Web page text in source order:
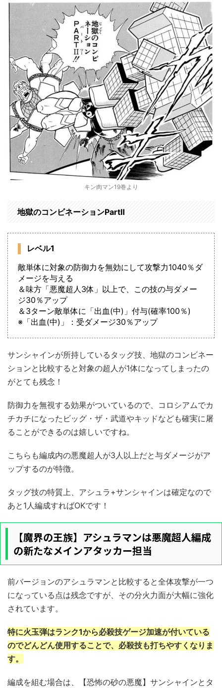
キン肉マン19巻より
地獄のコンビネーションPartⅡ
レベル1
敵単体に対象の防御力を無効にして攻撃力1040％ダ
メージを与える
＆味方「悪魔超人3体」以上で、この技の与ダメー
ジ30％アップ
＆3ターン敵単体に「出血(中)」付与(確率100％)
※「出血(中)」：受ダメージ30％アップ
サンシャインが所持しているタッグ技、地獄のコンビネー
ションと比較すると対象の超人が1体になってしまったの
がとても残念！
防御力を無視する効果がついているので、コロシアムでカ
チカチになったビッグ・ザ・武道やキッドなども確実に屠
ることができるのは嬉しいですね。
こちらも編成内の悪魔超人が3人以上だと与ダメージがア
ップするのが特徴。
タッグ技の特質上、アシュラ+サンシャインは確定なので
あと1人編成すればOKです！
【魔界の王族】アシュラマンは悪魔超人編成
の新たなメインアタッカー担当
前バージョンのアシュラマンと比較すると全体攻撃が一つ
になっている点は残念ですが、その分火力面が大幅に強化
されています。
特に火玉弾はランク1から必殺技ゲージ加速が付いている
のでどんどん使用することで、必殺技も打ちやすくなりま
す。
編成を組む場合は、【恐怖の砂の悪魔】サンシャインとタ